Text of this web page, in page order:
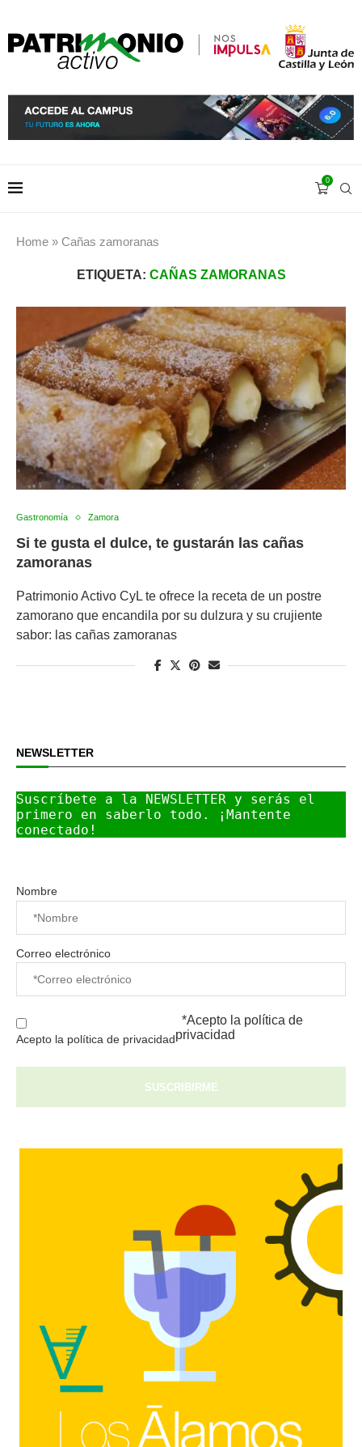
0
Home » Cañas zamoranas
ETIQUETA: CAÑAS ZAMORANAS
Gastronomía Zamora
Si te gusta el dulce, te gustarán las cañas
zamoranas
Patrimonio Activo CyL te ofrece la receta de un postre
zamorano que encandila por su dulzura y su crujiente
sabor: las cañas zamoranas
NEWSLETTER
Suscríbete a la NEWSLETTER y serás el
primero en saberlo todo. ¡Mantente
conectado!
Nombre
Correo electrónico
Acepto la política de privacidad
*Acepto la política de
privacidad